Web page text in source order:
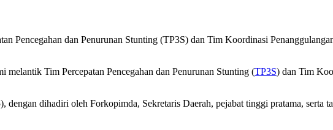
Pencegahan dan Penurunan Stunting (TP3S) dan Tim Koordinasi
melantik Tim Percepatan Pencegahan dan Penurunan Stunting (TP3S) dan Tim
dihadiri oleh Forkopimda, Sekretaris Daerah, pejabat tinggi pratama, serta